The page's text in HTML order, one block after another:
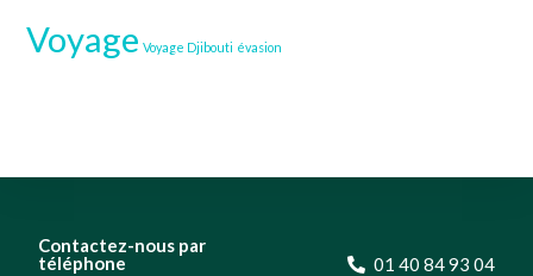
Voyage Voyage Djibouti évasion
Contactez-nous par
téléphone
01 40 84 93 04